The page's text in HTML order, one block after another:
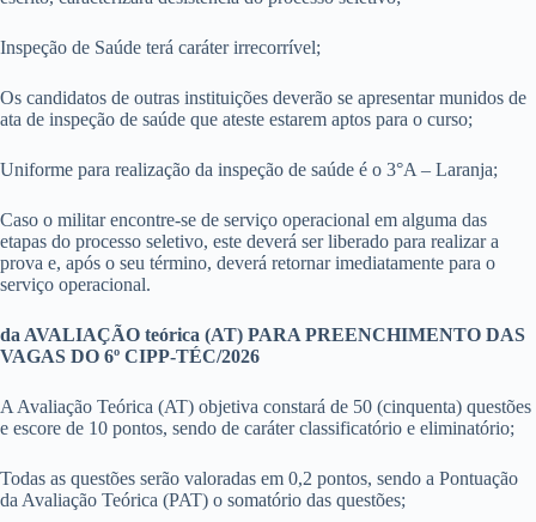
Inspeção de Saúde terá caráter irrecorrível;
Os candidatos de outras instituições deverão se apresentar munidos de
ata de inspeção de saúde que ateste estarem aptos para o curso;
Uniforme para realização da inspeção de saúde é o 3°A – Laranja;
Caso o militar encontre-se de serviço operacional em alguma das
etapas do processo seletivo, este deverá ser liberado para realizar a
prova e, após o seu término, deverá retornar imediatamente para o
serviço operacional.
da AVALIAÇÃO teórica (AT) PARA PREENCHIMENTO DAS
VAGAS DO 6º CIPP-TÉC/2026
A Avaliação Teórica (AT) objetiva constará de 50 (cinquenta) questões
e escore de 10 pontos, sendo de caráter classificatório e eliminatório;
Todas as questões serão valoradas em 0,2 pontos, sendo a Pontuação
da Avaliação Teórica (PAT) o somatório das questões;